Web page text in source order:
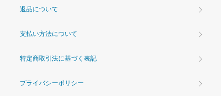
返品について
支払い方法について
特定商取引法に基づく表記
プライバシーポリシー